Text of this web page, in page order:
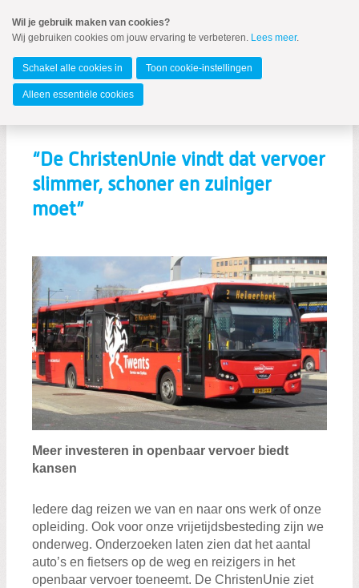
naar
Spring
de
inhoud
Spring
naar
Overijssel
MENU
Democratie in verandering
Zoeken:
Zoeken
“De ChristenUnie vindt dat vervoer
slimmer, schoner en zuiniger
moet”
Meer investeren in openbaar vervoer biedt
kansen
Iedere dag reizen we van en naar ons werk of onze
opleiding. Ook voor onze vrijetijdsbesteding zijn we
onderweg. Onderzoeken laten zien dat het aantal
auto’s en fietsers op de weg en reizigers in het
openbaar vervoer toeneemt. De ChristenUnie ziet
Wil je gebruik maken van cookies?
Wij gebruiken cookies om jouw ervaring te verbeteren. Lees meer.
Schakel alle cookies in Toon cookie-instellingen
Alleen essentiële cookies